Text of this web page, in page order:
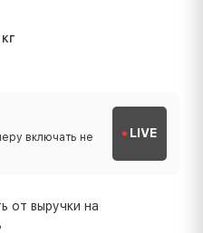
включать не
LIVE
от выручки на